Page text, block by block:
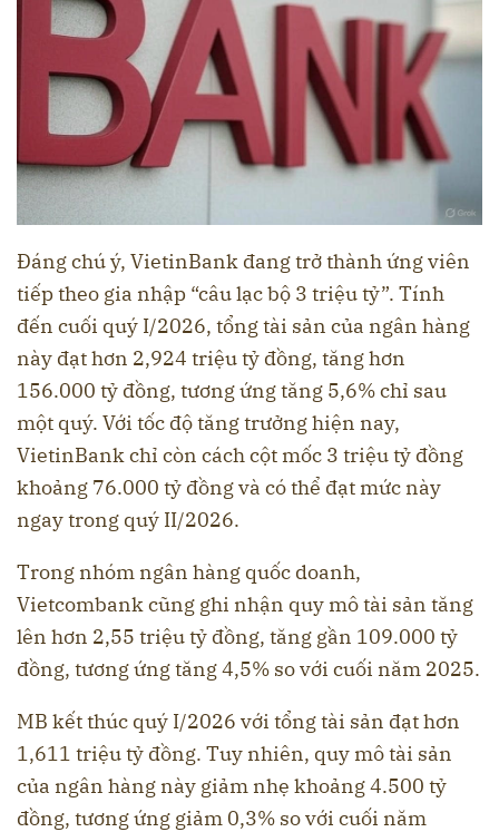
Đáng chú ý, VietinBank đang trở thành ứng viên
tiếp theo gia nhập “câu lạc bộ 3 triệu tỷ”. Tính
đến cuối quý I/2026, tổng tài sản của ngân hàng
này đạt hơn 2,924 triệu tỷ đồng, tăng hơn
156.000 tỷ đồng, tương ứng tăng 5,6% chỉ sau
một quý. Với tốc độ tăng trưởng hiện nay,
VietinBank chỉ còn cách cột mốc 3 triệu tỷ đồng
khoảng 76.000 tỷ đồng và có thể đạt mức này
ngay trong quý II/2026.
Trong nhóm ngân hàng quốc doanh,
Vietcombank cũng ghi nhận quy mô tài sản tăng
lên hơn 2,55 triệu tỷ đồng, tăng gần 109.000 tỷ
đồng, tương ứng tăng 4,5% so với cuối năm 2025.
MB kết thúc quý I/2026 với tổng tài sản đạt hơn
1,611 triệu tỷ đồng. Tuy nhiên, quy mô tài sản
của ngân hàng này giảm nhẹ khoảng 4.500 tỷ
đồng, tương ứng giảm 0,3% so với cuối năm